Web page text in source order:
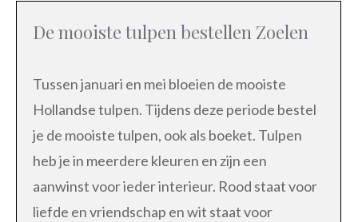
De mooiste tulpen bestellen Zoelen
Tussen januari en mei bloeien de mooiste
Hollandse tulpen. Tijdens deze periode bestel
je de mooiste tulpen, ook als boeket. Tulpen
heb je in meerdere kleuren en zijn een
aanwinst voor ieder interieur. Rood staat voor
liefde en vriendschap en wit staat voor